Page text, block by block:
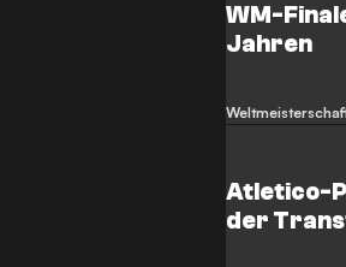
WM-
Jahren
Atletico-
der